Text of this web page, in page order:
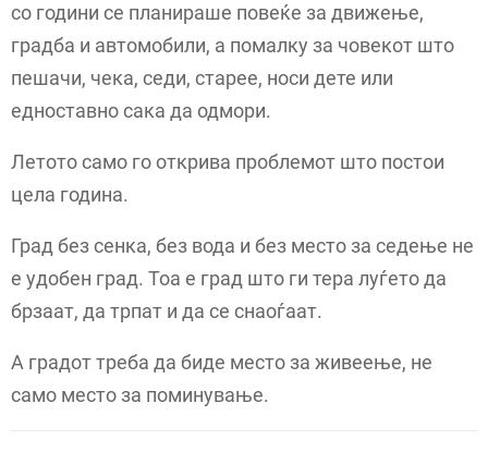
со години се планираше повеќе за движење,
градба и автомобили, а помалку за човекот што
пешачи, чека, седи, старее, носи дете или
едноставно сака да одмори.
Летото само го открива проблемот што постои
цела година.
Град без сенка, без вода и без место за седење не
е удобен град. Тоа е град што ги тера луѓето да
брзаат, да трпат и да се снаоѓаат.
А градот треба да биде место за живеење, не
само место за поминување.